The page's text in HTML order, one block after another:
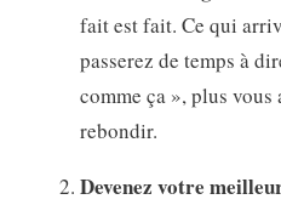
fait est fait. Ce qui
passerez de temps à
comme ça », plus
rebondir.
Devenez votre